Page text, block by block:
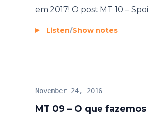
em 2017! O post MT 10 –
Listen/Show notes
MT 09 – O que
November 24, 2016